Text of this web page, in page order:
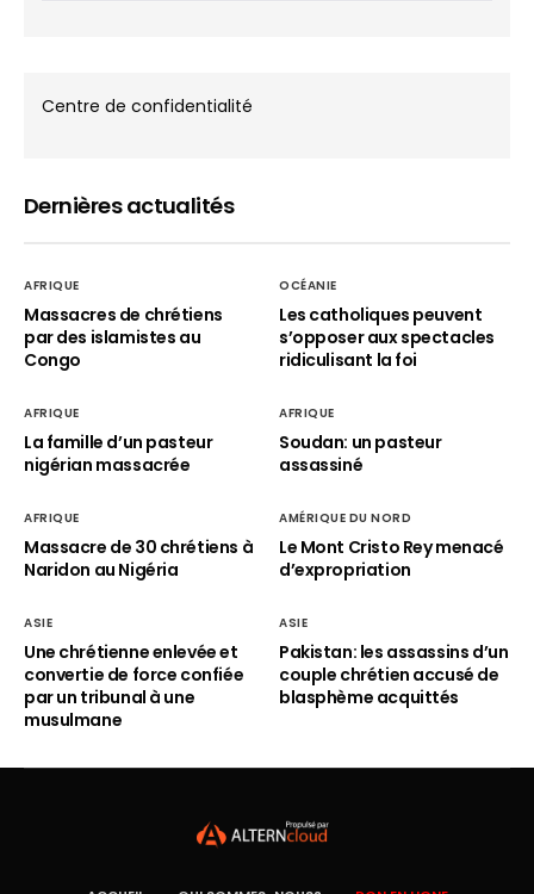
Centre de confidentialité
Dernières actualités
AFRIQUE
Massacres de chrétiens
par des islamistes au
Congo
OCÉANIE
Les catholiques peuvent
s’opposer aux spectacles
ridiculisant la foi
AFRIQUE
La famille d’un pasteur
nigérian massacrée
AFRIQUE
Soudan: un pasteur
assassiné
AFRIQUE
Massacre de 30 chrétiens à
Naridon au Nigéria
AMÉRIQUE DU NORD
Le Mont Cristo Rey menacé
d’expropriation
ASIE
Une chrétienne enlevée et
convertie de force confiée
par un tribunal à une
musulmane
ASIE
Pakistan: les assassins d’un
couple chrétien accusé de
blasphème acquittés